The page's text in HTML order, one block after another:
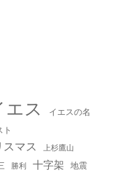
エス イエスの名
ト
スマス 上杉鷹山
勝利 十字架
地震